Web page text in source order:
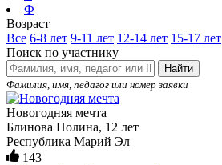
Ф
Возраст
Все 6-8 лет 9-11 лет 12-14 лет 15-17 лет
Поиск по участнику
Найти
Фамилия, имя, педагог или номер заявки
Новогодняя мечта
Блинова Полина, 12 лет
Республика Марий Эл
143